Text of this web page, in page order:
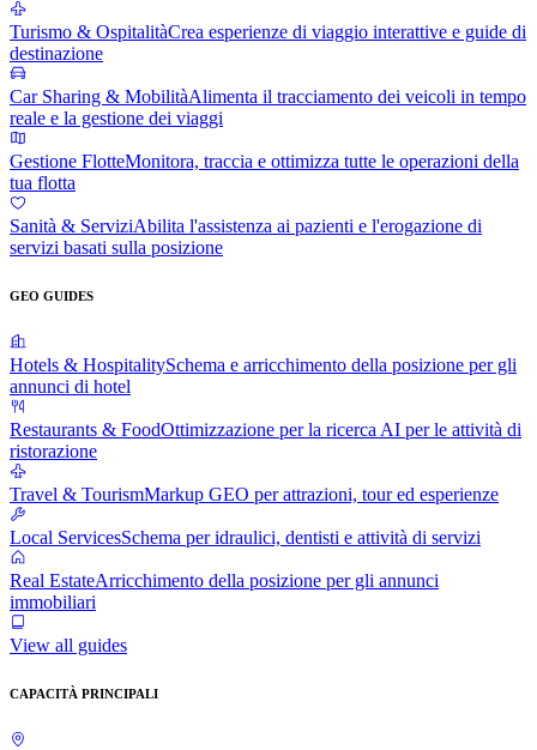
Turismo & OspitalitàCrea esperienze di viaggio interattive e guide di
destinazione
Car Sharing & MobilitàAlimenta il tracciamento dei veicoli in tempo
reale e la gestione dei viaggi
Gestione FlotteMonitora, traccia e ottimizza tutte le operazioni della
tua flotta
Sanità & ServiziAbilita l'assistenza ai pazienti e l'erogazione di
servizi basati sulla posizione
GEO GUIDES
Hotels & HospitalitySchema e arricchimento della posizione per gli
annunci di hotel
Restaurants & FoodOttimizzazione per la ricerca AI per le attività di
ristorazione
Travel & TourismMarkup GEO per attrazioni, tour ed esperienze
Local ServicesSchema per idraulici, dentisti e attività di servizi
Real EstateArricchimento della posizione per gli annunci
immobiliari
View all guides
CAPACITÀ PRINCIPALI